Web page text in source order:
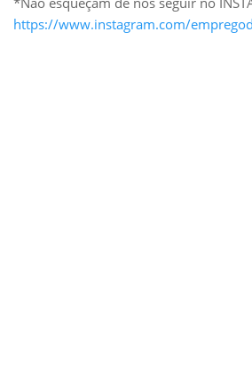
https://www.instagram.com/